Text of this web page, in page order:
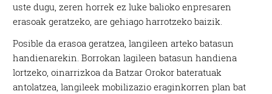
uste dugu, zeren horrek ez luke balioko enpresaren
erasoak geratzeko, are gehiago harrotzeko baizik.
Posible da erasoa geratzea, langileen arteko batasun
handienarekin. Borrokan lagileen batasun handiena
lortzeko, oinarrizkoa da Batzar Orokor bateratuak
antolatzea, langileek mobilizazio eraginkorren plan bat